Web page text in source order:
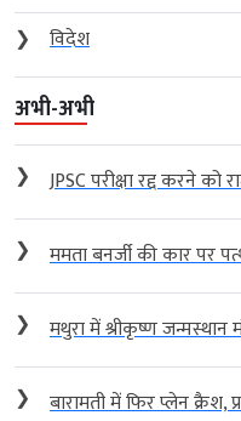
❯
विदेश
अभी-अभी
❯ JPSC परीक्षा रद्द करने को
❯ ममता बनर्जी की कार पर
❯ मथुरा में श्रीकृष्ण जन्मस्थान
❯ बारामती में फिर प्लेन क्रैश,